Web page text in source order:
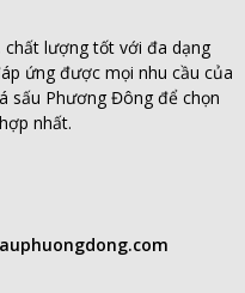
chất lượng tốt với đa dạng
ứng được mọi nhu cầu của
sấu Phương Đông để chọn
nhất.